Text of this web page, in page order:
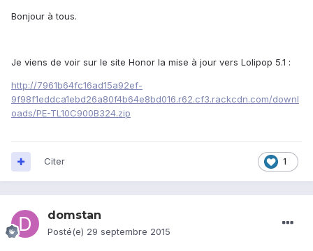
Bonjour à tous.
Je viens de voir sur le site Honor la mise à jour vers Lolipop 5.1 :
http://7961b64fc16ad15a92ef-
9f98f1eddca1ebd26a80f4b64e8bd016.r62.cf3.rackcdn.com/downl
oads/PE-TL10C900B324.zip
1
Citer
domstan
Posté(e) 29 septembre 2015